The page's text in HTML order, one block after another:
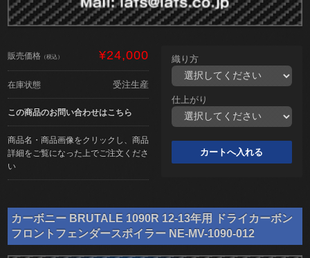
販売価格 （税込） ¥24,000
在庫状態 受注生産
この商品のお問い合わせはこちら
商品名・商品画像をクリックし、商品
詳細をご覧になった上でご注文くださ
い
織り方
仕上がり
カーボニー BRUTALE 1090R 12-13年用 ドライカーボン
フロントフェンダースポイラー NE-MV-1090-012